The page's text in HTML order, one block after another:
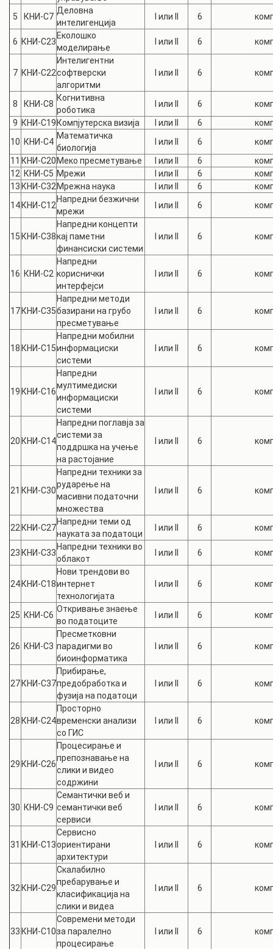
5
КНИ-С7
Деловна
интелигенција
I или II 6
6 КНИ-С23
Еколошко
моделирање
I или II 6
7 КНИ-С22
Интелигентни
софтверски
алгоритми
I или II 6
8 КНИ-С8
Когнитивна
роботика
I или II 6
9 КНИ-С19 Компјутерска визија I или II 6
10 КНИ-С4
Математичка
биологија
I или II 6
11 КНИ-С20 Меко пресметување I или II 6
12 КНИ-С5 Мрежи I или II 6
13 КНИ-С32 Мрежна наука I или II 6
14 КНИ-С12
Напредни безжични
мрежи
I или II 6
15 КНИ-С38
Напредни концепти
кај паметни
финансиски системи
I или II 6
16 КНИ-С2
Напредни
кориснички
интерфејси
I или II 6
17 КНИ-С35
Напредни методи
базирани на грубо
пресметување
I или II 6
18 КНИ-С15
Напредни мобилни
информациски
системи
I или II 6
19 КНИ-С16
Напредни
мултимедиски
информациски
системи
I или II 6
20 КНИ-С14
Напредни поглавја за
системи за
поддршка на учење
на растојание
I или II 6
21 КНИ-С30
Напредни техники за
рударење на
масивни податочни
множества
I или II 6
22 КНИ-С27
Напредни теми од
науката за податоци
I или II 6
23 КНИ-С33
Напредни техники во
облакот
I или II 6
24 КНИ-С18
Нови трендови во
интернет
технологијата
I или II 6
25 КНИ-С6
Откривање знаење
во податоците
I или II 6
26 КНИ-С3
Пресметковни
парадигми во
биоинформатика
I или II 6
27 КНИ-С37
Прибирање,
предобработка и
фузија на податоци
I или II 6
28 КНИ-С24
Просторно
временски анализи
со ГИС
I или II 6
29 КНИ-С26
Процесирање и
препознавање на
слики и видео
содржини
I или II 6
30 КНИ-С9
Семантички веб и
семантички веб
сервиси
I или II 6
31 КНИ-С13
Сервисно
ориентирани
архитектури
I или II 6
32 КНИ-С29
Скалабилно
пребарување и
класификација на
слики и видеа
I или II 6
33 КНИ-С10
Современи методи
за паралелно
процесирање
I или II 6